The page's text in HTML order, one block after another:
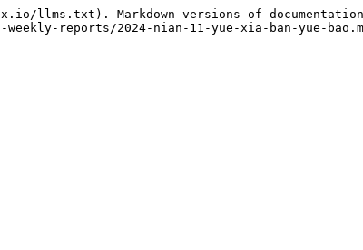
llms.txt). Markdown versions of
reports/2024-nian-11-yue-xia-ban-yue-